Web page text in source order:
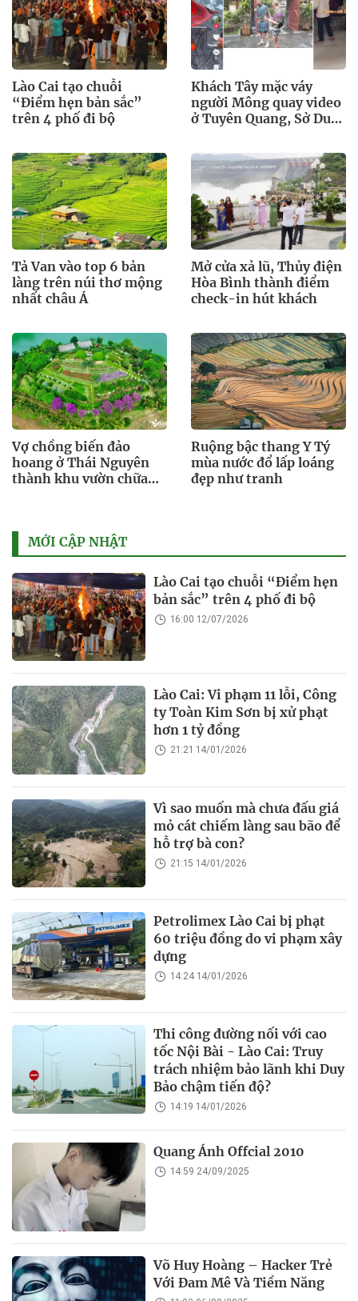
Lào Cai tạo chuỗi
“Điểm hẹn bản sắc”
trên 4 phố đi bộ
Khách Tây mặc váy
người Mông quay video
ở Tuyên Quang, Sở Du
Tả Van vào top 6 bản
làng trên núi thơ mộng
nhất châu Á
Mở cửa xả lũ, Thủy điện
Hòa Bình thành điểm
check-in hút khách
Vợ chồng biến đảo
hoang ở Thái Nguyên
thành khu vườn chữa
Ruộng bậc thang Y Tý
mùa nước đổ lấp loáng
đẹp như tranh
MỚI CẬP NHẬT
Lào Cai tạo chuỗi “Điểm hẹn
bản sắc” trên 4 phố đi bộ
16:00 12/07/2026
Lào Cai: Vi phạm 11 lỗi, Công
ty Toàn Kim Sơn bị xử phạt
hơn 1 tỷ đồng
21:21 14/01/2026
Vì sao muốn mà chưa đấu giá
mỏ cát chiếm làng sau bão để
hỗ trợ bà con?
21:15 14/01/2026
Petrolimex Lào Cai bị phạt
60 triệu đồng do vi phạm xây
dựng
14:24 14/01/2026
Thi công đường nối với cao
tốc Nội Bài - Lào Cai: Truy
trách nhiệm bảo lãnh khi Duy
Bảo chậm tiến độ?
14:19 14/01/2026
Quang Ánh Offcial 2010
14:59 24/09/2025
Võ Huy Hoàng – Hacker Trẻ
Với Đam Mê Và Tiềm Năng